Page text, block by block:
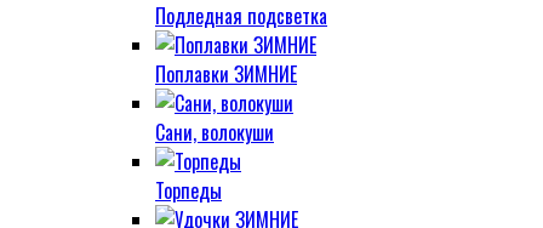
Подледная подсветка
Поплавки ЗИМНИЕ
Сани, волокуши
Торпеды